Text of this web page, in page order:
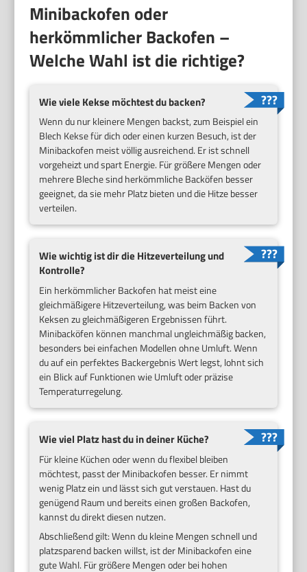
Minibackofen oder
herkömmlicher Backofen –
Welche Wahl ist die richtige?
Wie viele Kekse möchtest du backen?
Wenn du nur kleinere Mengen backst, zum Beispiel ein
Blech Kekse für dich oder einen kurzen Besuch, ist der
Minibackofen meist völlig ausreichend. Er ist schnell
vorgeheizt und spart Energie. Für größere Mengen oder
mehrere Bleche sind herkömmliche Backöfen besser
geeignet, da sie mehr Platz bieten und die Hitze besser
verteilen.
Wie wichtig ist dir die Hitzeverteilung und
Kontrolle?
Ein herkömmlicher Backofen hat meist eine
gleichmäßigere Hitzeverteilung, was beim Backen von
Keksen zu gleichmäßigeren Ergebnissen führt.
Minibacköfen können manchmal ungleichmäßig backen,
besonders bei einfachen Modellen ohne Umluft. Wenn
du auf ein perfektes Backergebnis Wert legst, lohnt sich
ein Blick auf Funktionen wie Umluft oder präzise
Temperaturregelung.
Wie viel Platz hast du in deiner Küche?
Für kleine Küchen oder wenn du flexibel bleiben
möchtest, passt der Minibackofen besser. Er nimmt
wenig Platz ein und lässt sich gut verstauen. Hast du
genügend Raum und bereits einen großen Backofen,
kannst du direkt diesen nutzen.
Abschließend gilt: Wenn du kleine Mengen schnell und
platzsparend backen willst, ist der Minibackofen eine
gute Wahl. Für größere Mengen oder bei hohen